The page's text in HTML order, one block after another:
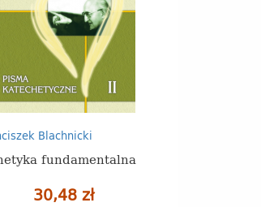
Blachnicki
fundamentalna
30,48 zł